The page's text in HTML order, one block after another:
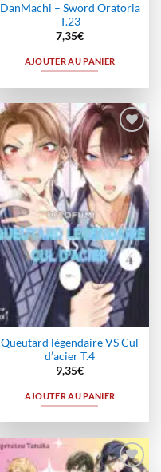
DanMachi – Sword Oratoria
T.23
7,35€
AJOUTER AU PANIER
Ajouter
à la
wishlist
Queutard légendaire VS Cul
d’acier T.4
9,35€
AJOUTER AU PANIER